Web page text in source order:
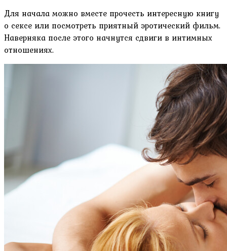
Для начала можно вместе прочесть интересную книгу
о сексе или посмотреть приятный эротический фильм.
Наверняка после этого начнутся сдвиги в интимных
отношениях.